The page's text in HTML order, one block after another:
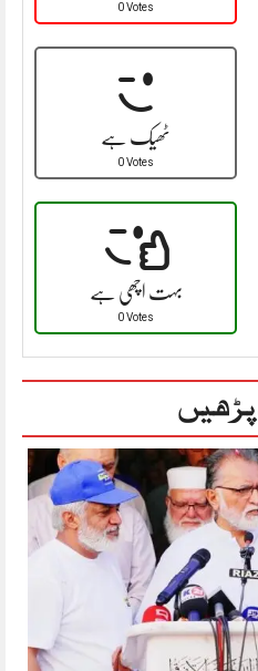
0 Votes
ٹھیک ہے
0 Votes
بہت اچھی ہے
0 Votes